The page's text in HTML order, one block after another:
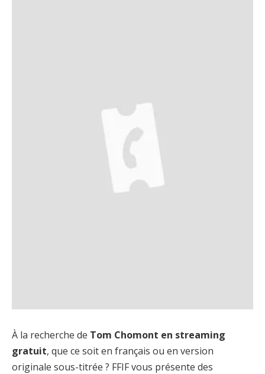
À la recherche de Tom Chomont en streaming
gratuit, que ce soit en français ou en version
originale sous-titrée ? FFIF vous présente des